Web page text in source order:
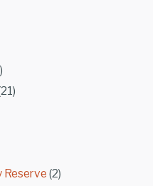
Reserve (2)